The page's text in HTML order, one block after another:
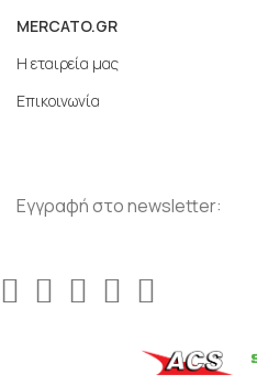
MERCATO.GR
Η εταιρεία μας
Επικοινωνία
Εγγραφή στο newsletter: